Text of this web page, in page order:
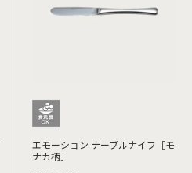
エモーション テーブルナイフ［モ
ナカ柄］